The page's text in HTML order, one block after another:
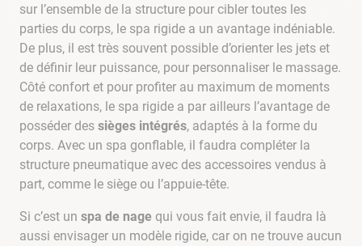
sur l’ensemble de la structure pour cibler toutes les
parties du corps, le spa rigide a un avantage indéniable.
De plus, il est très souvent possible d’orienter les jets et
de définir leur puissance, pour personnaliser le massage.
Côté confort et pour profiter au maximum de moments
de relaxations, le spa rigide a par ailleurs l’avantage de
posséder des sièges intégrés, adaptés à la forme du
corps. Avec un spa gonflable, il faudra compléter la
structure pneumatique avec des accessoires vendus à
part, comme le siège ou l’appuie-tête.
Si c’est un spa de nage qui vous fait envie, il faudra là
aussi envisager un modèle rigide, car on ne trouve aucun